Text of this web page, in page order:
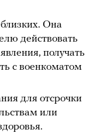
Она
действовать
получать
с военкоматом
для отсрочки
или